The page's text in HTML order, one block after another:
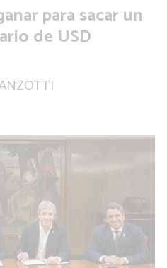
para sacar un
de USD